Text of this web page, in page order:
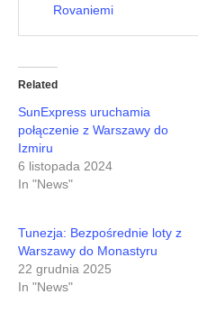
Rovaniemi
Related
SunExpress uruchamia
połączenie z Warszawy do
Izmiru
6 listopada 2024
In "News"
Tunezja: Bezpośrednie loty z
Warszawy do Monastyru
22 grudnia 2025
In "News"